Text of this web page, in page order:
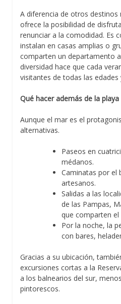
A diferencia de otros destinos
ofrece la posibilidad de
renunciar a la comodidad. Es
instalan en casas amplias o
comparten un departamento
diversidad hace que cada
visitantes de todas las edades
Qué hacer además de la playa
Aunque el mar es el
alternativas.
Paseos en
médanos.
Caminatas por el
artesanos.
Salidas a las
de las Pampas,
que comparten
Por la noche, la
con bares,
Gracias a su ubicación,
excursiones cortas a la
a los balnearios del sur,
pintorescos.